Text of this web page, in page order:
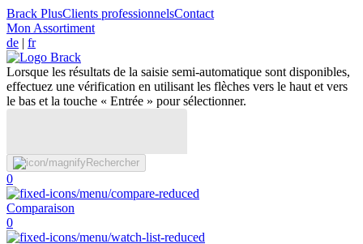
Brack PlusClients professionnelsContact
Mon Assortiment
de | fr
Lorsque les résultats de la saisie semi-automatique sont disponibles,
effectuez une vérification en utilisant les flèches vers le haut et vers
le bas et la touche « Entrée » pour sélectionner.
Rechercher
0
Comparaison
0